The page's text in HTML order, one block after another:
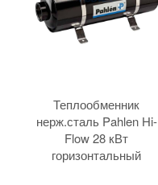
Теплообменник
нерж.сталь Pahlen Hi-
Flow 28 кВт
горизонтальный